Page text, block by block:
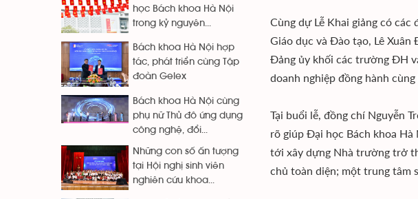
Cùng dự Lễ Khai giảng có
Giáo dục và Đào tạo, Lê
Đảng ủy khối các trường ĐH
doanh nghiệp đồng hành
Tại buổi lễ, đồng chí Nguyễn
rõ giúp Đại học Bách khoa
tới xây dựng Nhà trường trở
chủ toàn diện; một trung tâm
học Bách khoa Hà Nội
trong kỷ nguyên...
Bách khoa Hà Nội hợp
tác, phát triển cùng Tập
đoàn Gelex
Bách khoa Hà Nội cùng
phụ nữ Thủ đô ứng dụng
công nghệ, đổi...
Những con số ấn tượng
tại Hội nghị sinh viên
nghiên cứu khoa...